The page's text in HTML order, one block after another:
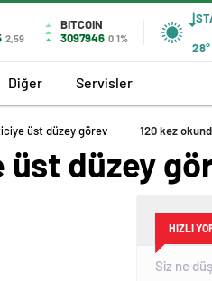
2,59
BITCOIN
3097946 0.1%
28°
Diğer Servisler
üst düzey görev 120 kez
üst düzey
HIZLI